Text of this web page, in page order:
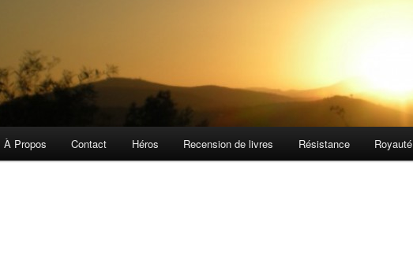
À Propos Contact Héros Recension de livres Résistance Royauté